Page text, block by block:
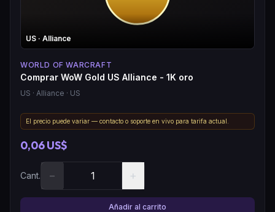
US · Alliance
WORLD OF WARCRAFT
Comprar WoW Gold US Alliance - 1K oro
US · Alliance · US
El precio puede variar — contacto o soporte en vivo para tarifa actual.
0,06 US$
Cant. − +
Añadir al carrito